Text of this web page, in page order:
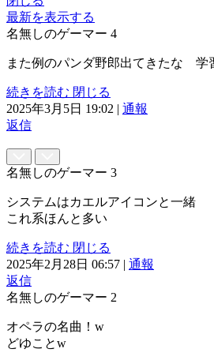
最新を表示する
名無しのゲーマー 4
また例のパンダ野郎出てきたな 学
続きを読む 閉じる
2025年3月5日 19:02 | 通報
返信
名無しのゲーマー 3
システムはカエルアイコンと一緒
これ系ほんと多い
続きを読む 閉じる
2025年2月28日 06:57 | 通報
返信
名無しのゲーマー 2
オペラの名曲！w
どゆことw